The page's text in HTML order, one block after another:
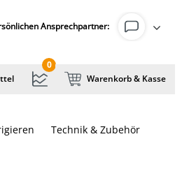
Ansprechpartner:
0
Warenkorb & Kasse
Technik & Zubehör